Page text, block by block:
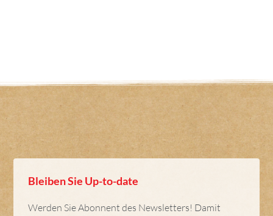
Bleiben Sie Up-to-date
Werden Sie Abonnent des Newsletters! Damit